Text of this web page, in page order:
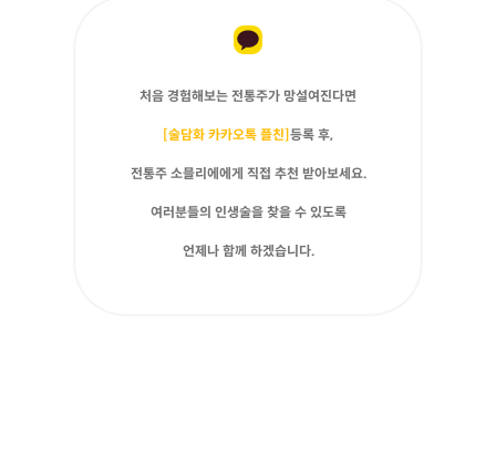
처음 경험해보는 전통주가 망설여진다면
[술담화 카카오톡 플친] 등록 후,
전통주 소믈리에에게 직접 추천 받아보세요.
여러분들의 인생술을 찾을 수 있도록
언제나 함께 하겠습니다.